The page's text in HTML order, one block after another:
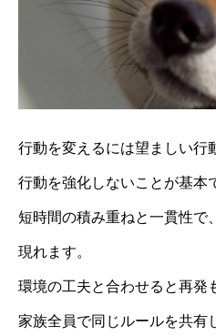
行動を変えるには望ましい行
行動を強化しないことが基本
短時間の積み重ねと一貫性で
現れます。
環境の工夫と合わせると再発
家族全員で同じルールを共有